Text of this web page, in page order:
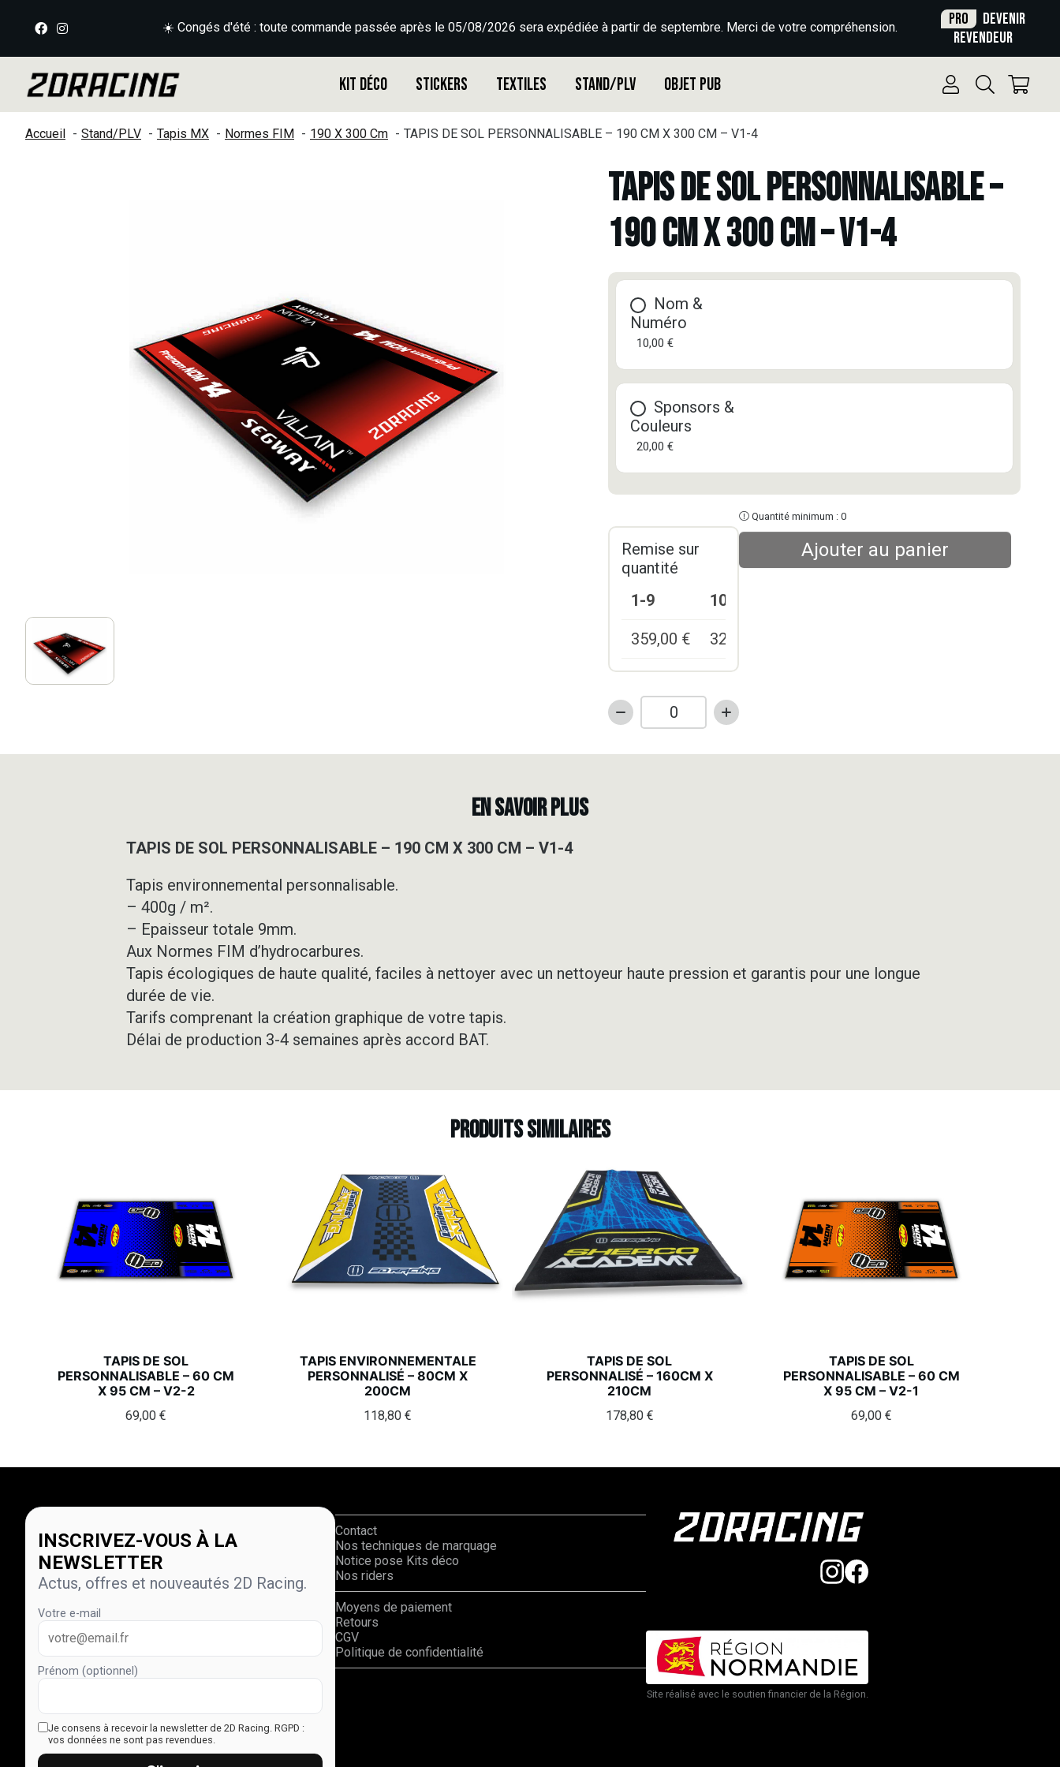
☀️ Congés d'été : toute commande passée après le 05/08/2026 sera expédiée à partir de septembre. Merci de votre compréhension. Pro
Devenir
revendeur
Kit déco Stickers Textiles Stand/PLV Objet Pub
Accueil Stand/PLV Tapis MX Normes FIM 190 X 300 Cm TAPIS DE SOL PERSONNALISABLE – 190 CM X 300 CM – V1-4
TAPIS DE SOL PERSONNALISABLE –
190 CM X 300 CM – V1-4
Nom &
Numéro
10,00 €
Sponsors &
Couleurs
20,00 €
Remise sur
quantité
1-9
10-24
359,00 € 329,00
quantité
TAPIS
V1-
Quantité minimum : 0
Ajouter au panier
EN SAVOIR PLUS
TAPIS DE SOL PERSONNALISABLE – 190 CM X 300 CM – V1-4
Tapis environnemental personnalisable.
– 400g / m².
– Epaisseur totale 9mm.
Aux Normes FIM d’hydrocarbures.
Tapis écologiques de haute qualité, faciles à nettoyer avec un nettoyeur haute pression et garantis pour une longue
durée de vie.
Tarifs comprenant la création graphique de votre tapis.
Délai de production 3-4 semaines après accord BAT.
Produits similaires
TAPIS DE SOL
PERSONNALISABLE – 60 CM
X 95 CM – V2-2
69,00€
TAPIS ENVIRONNEMENTALE
PERSONNALISÉ – 80CM X
200CM
118,80€
TAPIS DE SOL
PERSONNALISÉ – 160CM X
210CM
178,80 €
TAPIS DE SOL
PERSONNALISABLE – 60 CM
X 95 CM – V2-1
69,00 €
INSCRIVEZ-VOUS À LA
NEWSLETTER
Actus, offres et nouveautés 2D Racing.
Votre e-mail
Prénom (optionnel)
Je consens à recevoir la newsletter de 2D Racing. RGPD :
vos données ne sont pas revendues.
Contact
Nos techniques de marquage
Notice pose Kits déco
Nos riders
Moyens de paiement
Retours
CGV
Politique de confidentialité
Site réalisé avec le soutien financier de la Région.